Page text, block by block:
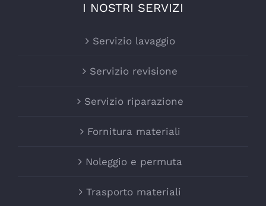
I NOSTRI SERVIZI
Servizio lavaggio
Servizio revisione
Servizio riparazione
Fornitura materiali
Noleggio e permuta
Trasporto materiali